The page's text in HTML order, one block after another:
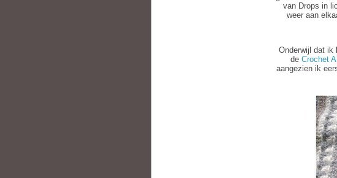
van Drops in
weer aan
Onderwijl dat ik
de Crochet
aangezien ik